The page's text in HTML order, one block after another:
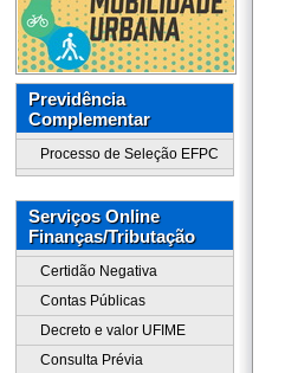
Previdência
Complementar
Processo de Seleção EFPC
Serviços Online
Finanças/Tributação
Certidão Negativa
Contas Públicas
Decreto e valor UFIME
Consulta Prévia